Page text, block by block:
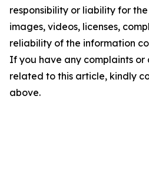
responsibility or liability for
images, videos, licenses,
reliability of the information
If you have any complaints or
related to this article, kindly
above.